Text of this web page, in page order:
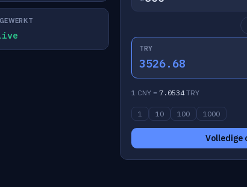
TRY
3526.68
1 CNY = 7.0534TRY
1 10 100 1000
Volledige